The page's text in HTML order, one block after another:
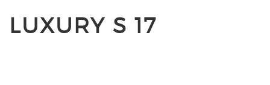
LUXURY S 17